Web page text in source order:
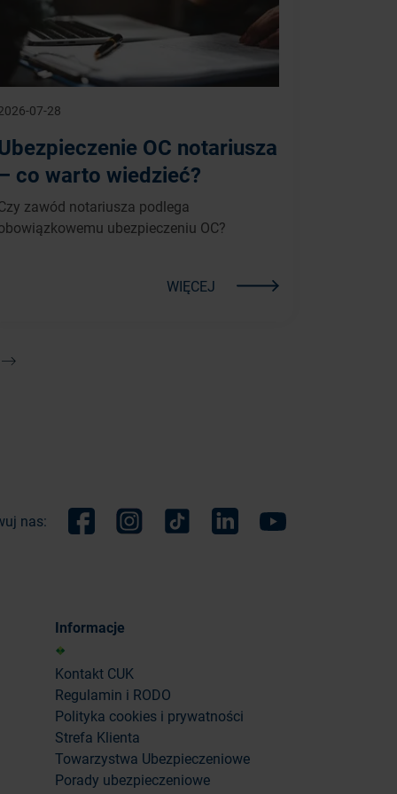
07-28
OC notariusza
– co warto wiedzieć?
zawód notariusza podlega
ubezpieczeniu OC?
WIĘCEJ
nas:
Informacje
Kontakt CUK
Regulamin i RODO
Polityka cookies i prywatności
Strefa Klienta
Towarzystwa Ubezpieczeniowe
Porady ubezpieczeniowe